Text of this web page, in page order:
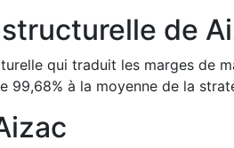
de
qui traduit les marges de
99,68% à la moyenne de la